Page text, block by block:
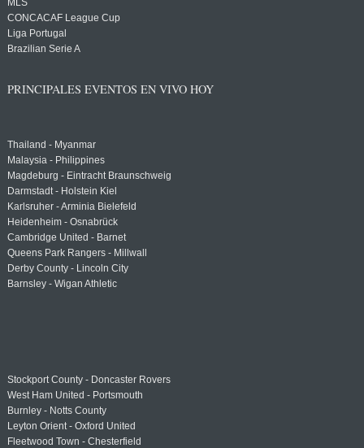
MLS
CONCACAF League Cup
Liga Portugal
Brazilian Serie A
PRINCIPALES EVENTOS EN VIVO HOY
Thailand - Myanmar
Malaysia - Philippines
Magdeburg - Eintracht Braunschweig
Darmstadt - Holstein Kiel
Karlsruher - Arminia Bielefeld
Heidenheim - Osnabrück
Cambridge United - Barnet
Queens Park Rangers - Millwall
Derby County - Lincoln City
Barnsley - Wigan Athletic
Stockport County - Doncaster Rovers
West Ham United - Portsmouth
Burnley - Notts County
Leyton Orient - Oxford United
Fleetwood Town - Chesterfield